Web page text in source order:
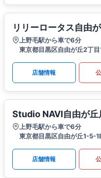
リリーロータス自由
上野毛駅から車で6分
東京都目黒区自由が丘2丁
店舗情報
Studio NAVI自由が丘
上野毛駅から車で6分
東京都目黒区自由が丘1-5-
店舗情報